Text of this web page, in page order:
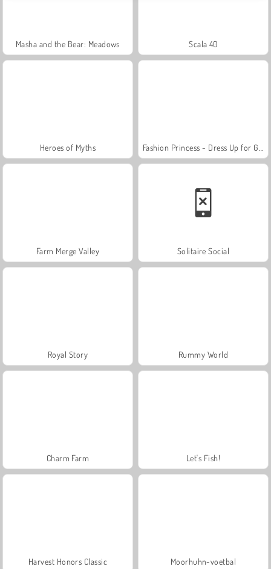
Masha and the Bear: Meadows Scala 40
Heroes of Myths
Farm Merge Valley Solitaire Social
Royal Story Rummy World
Charm Farm Let's Fish!
Harvest Honors Classic Moorhuhn-voetbal